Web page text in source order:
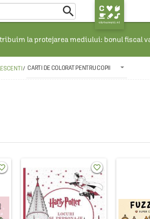

la protejarea mediului: bonul fiscal
/ CARTI DE COLORAT PENTRU COPII
favorite_border